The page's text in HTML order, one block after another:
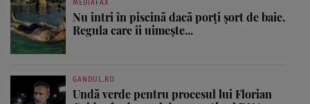
MEDIAFAX
Nu intri în piscină dacă porți șort de baie.
Regula care îi uimește...
GANDUL.RO
Undă verde pentru procesul lui Florian